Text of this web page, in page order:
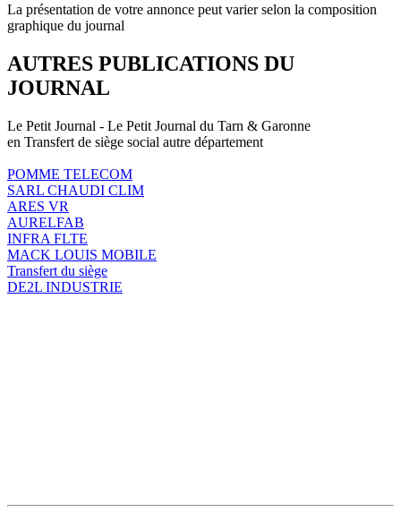
La présentation de votre annonce peut varier selon la composition
graphique du journal
AUTRES PUBLICATIONS DU
JOURNAL
Le Petit Journal - Le Petit Journal du Tarn & Garonne
en Transfert de siège social autre département
POMME TELECOM
SARL CHAUDI CLIM
ARES VR
AURELFAB
INFRA FLTE
MACK LOUIS MOBILE
Transfert du siège
DE2L INDUSTRIE